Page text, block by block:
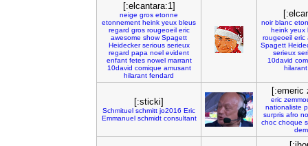
[:elcantara:1]
neige gros etonne
etonnement heink yeux bleus
regard gros rougeoeil eric
awesome show Spagett
Heidecker serious serieux
regard papa noel evident
enfant fetes nowel marrant
10david comique amusant
hilarant fendard
noir blanc
heink yeux
rougeoeil eric
Spagett
serieux
10david
hilarant
[:sticki]
Schmituel schmitt jo2016 Eric
Emmanuel schmidt consultant
[:emeric
eric
nationaliste
surpris afro
choc choque